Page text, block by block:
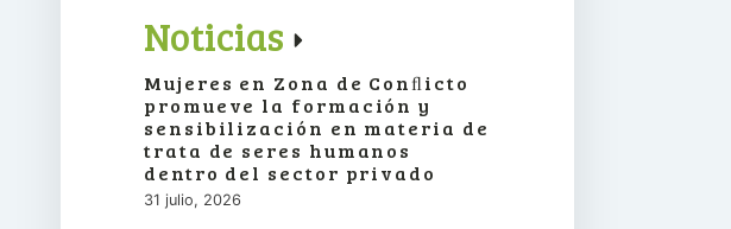
Noticias
Mujeres en Zona de Conﬂicto
promueve la formación y
sensibilización en materia de
trata de seres humanos
dentro del sector privado
31 julio, 2026